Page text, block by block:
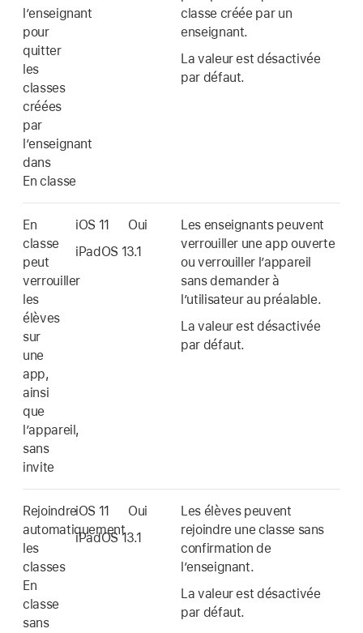
l’enseignant
pour
quitter
les
classes
créées
par
l’enseignant
dans
En classe
classe créée par un
enseignant.
La valeur est désactivée
par défaut.
En
classe
peut
verrouiller
les
élèves
sur
une
app,
ainsi
que
l’appareil,
sans
invite
iOS 11
iPadOS 13.1
Oui
Les enseignants peuvent
verrouiller une app ouverte
ou verrouiller l’appareil
sans demander à
l’utilisateur au préalable.
La valeur est désactivée
par défaut.
Rejoindre
automatiquement
les
classes
En
classe
sans
iOS 11
iPadOS 13.1
Oui
Les élèves peuvent
rejoindre une classe sans
confirmation de
l’enseignant.
La valeur est désactivée
par défaut.